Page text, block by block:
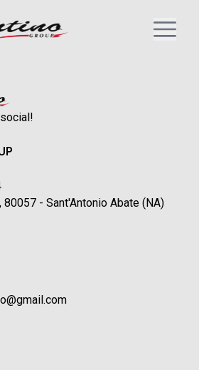
80057 - Sant'Antonio Abate (NA)